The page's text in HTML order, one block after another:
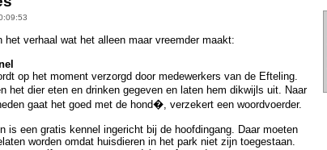
het verhaal wat het alleen maar vreemder maakt:
op het moment verzorgd door medewerkers van de Efteling.
het dier eten en drinken gegeven en laten hem dikwijls uit. Naar
gaat het goed met de hond�, verzekert een woordvoerder.
is een gratis kennel ingericht bij de hoofdingang. Daar moeten
worden omdat huisdieren in het park niet zijn toegestaan.